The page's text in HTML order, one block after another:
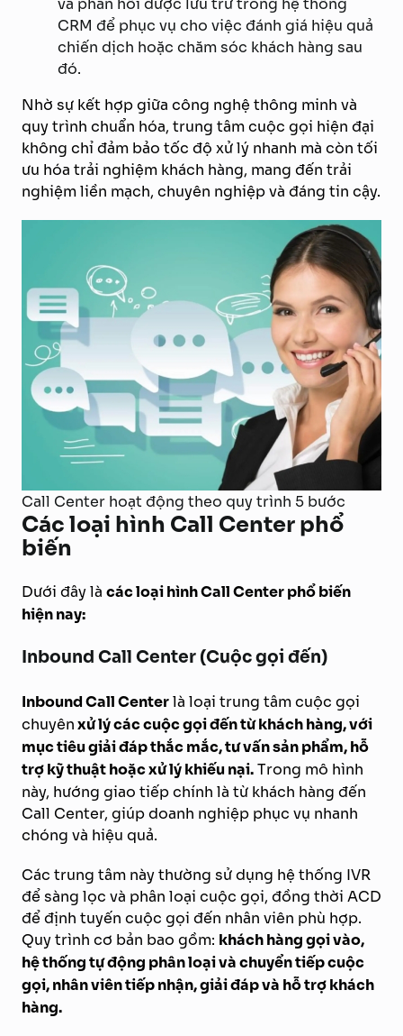
CRM để phục vụ cho việc đánh giá hiệu quả
chiến dịch hoặc chăm sóc khách hàng sau
đó.
Nhờ sự kết hợp giữa công nghệ thông minh và
quy trình chuẩn hóa, trung tâm cuộc gọi hiện đại
không chỉ đảm bảo tốc độ xử lý nhanh mà còn tối
ưu hóa trải nghiệm khách hàng, mang đến trải
nghiệm liền mạch, chuyên nghiệp và đáng tin cậy.
Call Center hoạt động theo quy trình 5 bước
Các loại hình Call Center phổ
biến
Dưới đây là các loại hình Call Center phổ biến
hiện nay:
Inbound Call Center (Cuộc gọi đến)
Inbound Call Centerlà loại trung tâm cuộc gọi
chuyênxử lý các cuộc gọi đến từ khách hàng, với
mục tiêu giải đáp thắc mắc, tư vấn sản phẩm, hỗ
trợ kỹ thuật hoặc xử lý khiếu nại.Trong mô hình
này, hướng giao tiếp chính là từ khách hàng đến
Call Center, giúp doanh nghiệp phục vụ nhanh
chóng và hiệu quả.
Các trung tâm này thường sử dụng hệ thống IVR
để sàng lọc và phân loại cuộc gọi, đồng thời ACD
để định tuyến cuộc gọi đến nhân viên phù hợp.
Quy trình cơ bản bao gồm: khách hàng gọi vào,
hệ thống tự động phân loại và chuyển tiếp cuộc
gọi, nhân viên tiếp nhận, giải đáp và hỗ trợ khách
hàng.